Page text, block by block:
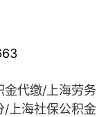
金代缴/上海劳务
/上海社保公积金